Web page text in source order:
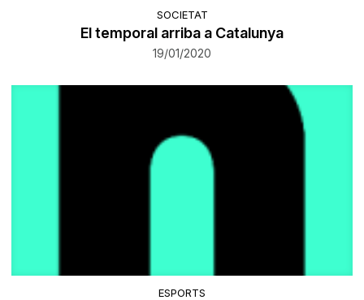
SOCIETAT
El temporal arriba a Catalunya
19/01/2020
ESPORTS